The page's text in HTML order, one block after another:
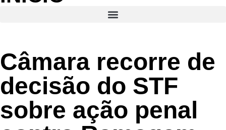
Câmara recorre de
decisão do STF
sobre ação penal